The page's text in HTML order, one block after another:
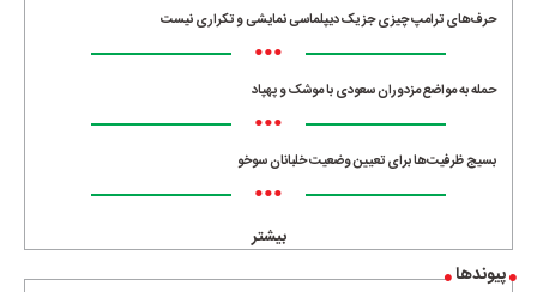
حرف‌های ترامپ چیزی جز یک دیپلماسی نمایشی و تکراری نیست
•••
حمله به مواضع مزدوران سعودی با موشک و پهپاد
•••
بسیج ظرفیت‌ها برای تعیین وضعیت خلبانان سوخو
•••
بیشتر
پیوندها